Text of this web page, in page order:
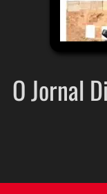
O Jornal